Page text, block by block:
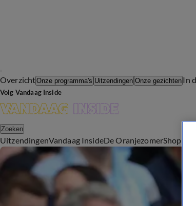
OverzichtOnze programma's Uitzendingen Onze gezichten In
Volg Vandaag Inside
Zoeken
UitzendingenVandaag InsideDe OranjezomerShop